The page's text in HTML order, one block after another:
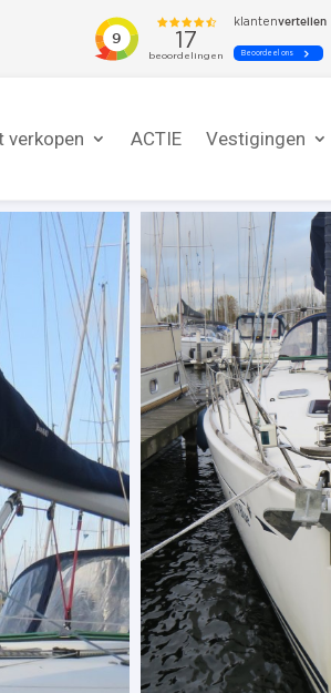
verkopen ACTIE Vestigingen